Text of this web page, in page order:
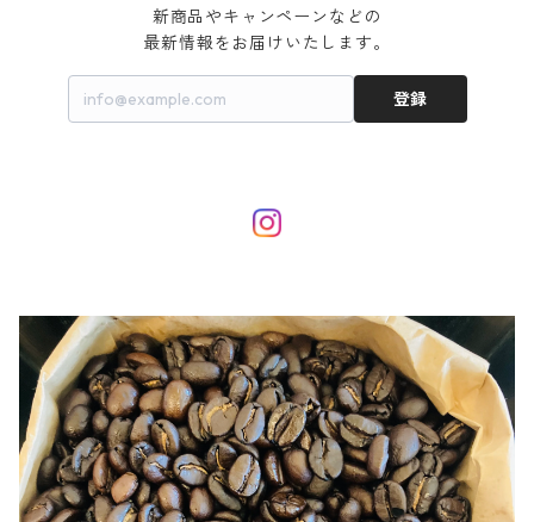
新商品やキャンペーンなどの
最新情報をお届けいたします。
登録